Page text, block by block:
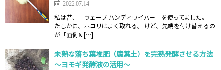
2022.07.14
私は昔、「ウェーブ ハンディワイパー」を使ってました。
たしかに、ホコリはよく取れる。 けど、先端を付け替えるの
が「面倒＆[…]
未熟な落ち葉堆肥（腐葉土）を完熟発酵させる方法
～ヨモギ発酵液の活用～